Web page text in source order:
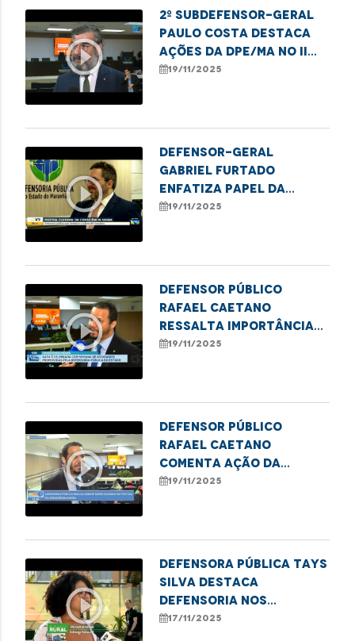
play_circle_outline
2º subdefensor-geral
Paulo Costa destaca
ações da DPE/MA no II
Festival da Consciência
19/11/2025
play_circle_outline
Defensor-geral
Gabriel Furtado
enfatiza papel da
DPE/MA no II Festival da
19/11/2025
play_circle_outline
Defensor público
Rafael Caetano
ressalta importância
do II Festival Cultural
19/11/2025
play_circle_outline
Defensor público
Rafael Caetano
comenta ação da
DPE/MA no II Festival da
19/11/2025
play_circle_outline
Defensora pública Tays
Silva destaca
Defensoria nos
Babaçuais durante a
17/11/2025